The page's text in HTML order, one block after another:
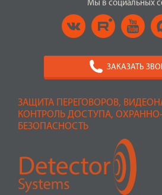
ЗАЩИТА ПЕРЕГОВОРОВ,
КОНТРОЛЬ ДОСТУПА,
БЕЗОПАСНОСТЬ
Мы в социальных
ЗАКАЗАТЬ